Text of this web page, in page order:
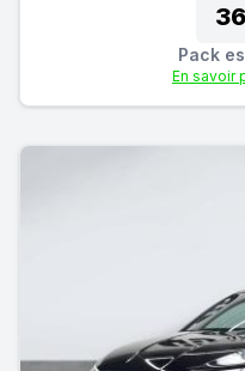
Pack
En savoir